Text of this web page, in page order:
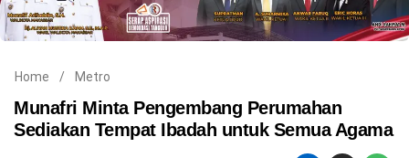
Home / Metro
Munafri Minta Pengembang Perumahan
Sediakan Tempat Ibadah untuk Semua Agama